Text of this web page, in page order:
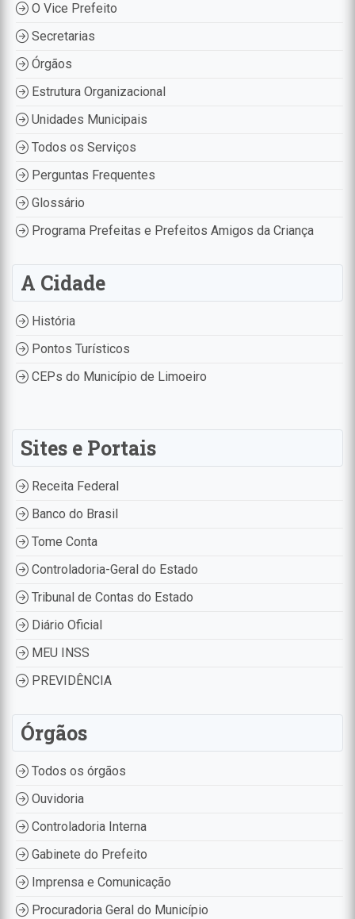
O Vice Prefeito
Secretarias
Órgãos
Estrutura Organizacional
Unidades Municipais
Todos os Serviços
Perguntas Frequentes
Glossário
Programa Prefeitas e Prefeitos Amigos da Criança
A Cidade
História
Pontos Turísticos
CEPs do Município de Limoeiro
Sites e Portais
Receita Federal
Banco do Brasil
Tome Conta
Controladoria-Geral do Estado
Tribunal de Contas do Estado
Diário Oficial
MEU INSS
PREVIDÊNCIA
Órgãos
Todos os órgãos
Ouvidoria
Controladoria Interna
Gabinete do Prefeito
Imprensa e Comunicação
Procuradoria Geral do Município